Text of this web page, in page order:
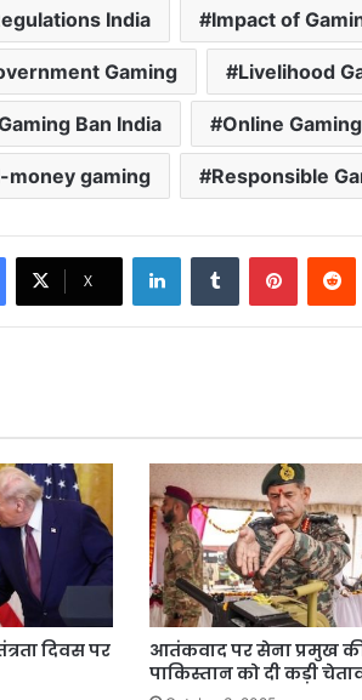
India Impact of
Gaming Livelihood
Ban India Online
money gaming Responsible
X
LinkedInTumblr Pinterest
दिवस पर
आतंकवाद पर सेना प्रमुख
पाकिस्तान को दी कड़ी